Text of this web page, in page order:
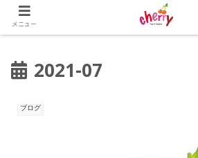
2021-07
ブログ
メニュー